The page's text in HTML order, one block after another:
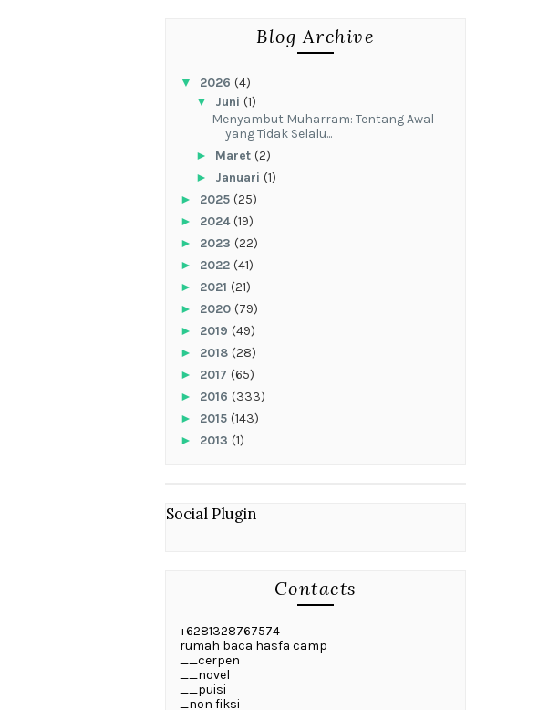
Blog Archive
▼ 2026 (4)
▼ Juni (1)
Menyambut Muharram: Tentang Awal
yang Tidak Selalu...
► Maret (2)
► Januari (1)
► 2025 (25)
► 2024(19)
► 2023 (22)
► 2022 (41)
► 2021 (21)
► 2020 (79)
► 2019 (49)
► 2018 (28)
► 2017 (65)
► 2016 (333)
► 2015 (143)
► 2013 (1)
Social Plugin
Contacts
+6281328767574
rumah baca hasfa camp
__cerpen
__novel
__puisi
_non fiksi